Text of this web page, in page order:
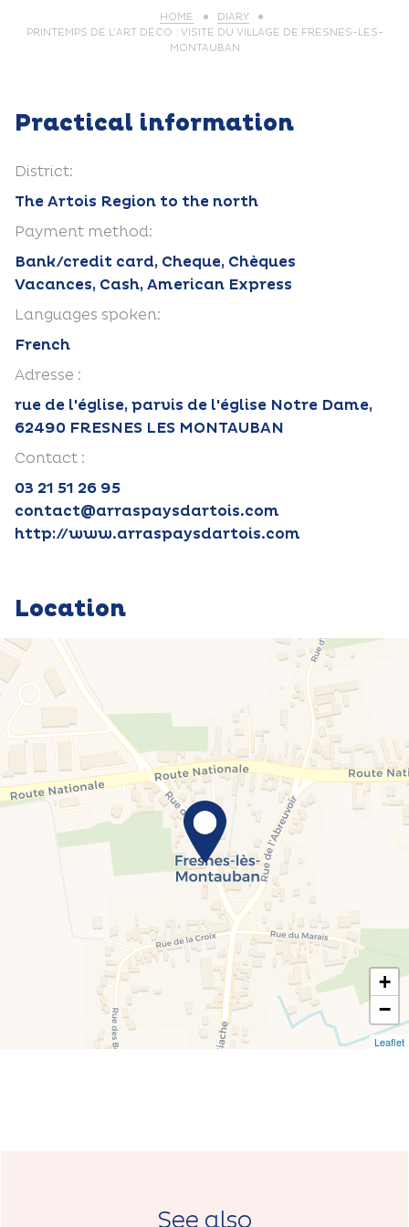
HOME
DIARY
PRINTEMPS DE L’ART DÉCO : VISITE DU VILLAGE DE FRESNES-LES-
MONTAUBAN
Practical information
District:
The Artois Region to the north
Payment method:
Bank/credit card, Cheque, Chèques
Vacances, Cash, American Express
Languages spoken:
French
Adresse :
rue de l'église, parvis de l'église Notre Dame,
62490 FRESNES LES MONTAUBAN
Contact :
03 21 51 26 95
contact@arraspaysdartois.com
http://www.arraspaysdartois.com
Location
+
−
Leaflet
See also